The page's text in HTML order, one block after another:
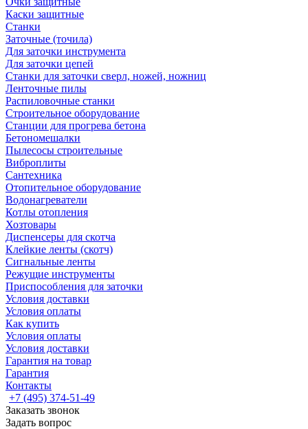
Каски защитные
Станки
Заточные (точила)
Для заточки инструмента
Для заточки цепей
Станки для заточки сверл, ножей, ножниц
Ленточные пилы
Распиловочные станки
Строительное оборудование
Станции для прогрева бетона
Бетономешалки
Пылесосы строительные
Виброплиты
Сантехника
Отопительное оборудование
Водонагреватели
Котлы отопления
Хозтовары
Диспенсеры для скотча
Клейкие ленты (скотч)
Сигнальные ленты
Режущие инструменты
Приспособления для заточки
Условия доставки
Условия оплаты
Как купить
Условия оплаты
Условия доставки
Гарантия на товар
Гарантия
Контакты
+7 (495) 374-51-49
Заказать звонок
Задать вопрос